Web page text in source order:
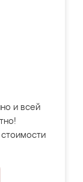
и всей